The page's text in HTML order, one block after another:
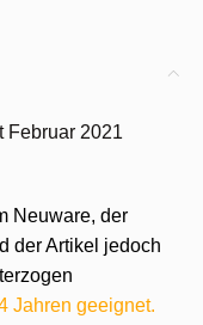
Februar 2021
Neuware, der
der Artikel jedoch
Jahren geeignet.